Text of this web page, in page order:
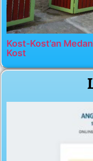
Kost-Kost’an
Kost